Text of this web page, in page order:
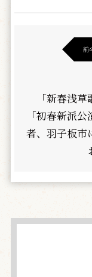
前
「新春浅草
「初春新派
者、羽子板市